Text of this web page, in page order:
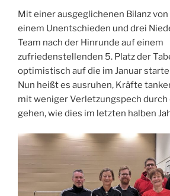
Mit einer ausgeglichenen Bilanz
einem Unentschieden und drei
Team nach der Hinrunde auf einem
zufriedenstellenden 5. Platz der
optimistisch auf die im Januar
Nun heißt es ausruhen, Kräfte
mit weniger Verletzungspech durch
gehen, wie dies im letzten halben